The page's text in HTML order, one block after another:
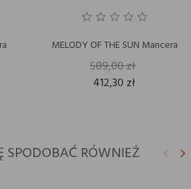
MELODY OF THE SUN Mancera
589,00 zł
412,30 zł
SPODOBAĆ RÓWNIEŻ keyboard_arrow_left keyboard_arrow_right